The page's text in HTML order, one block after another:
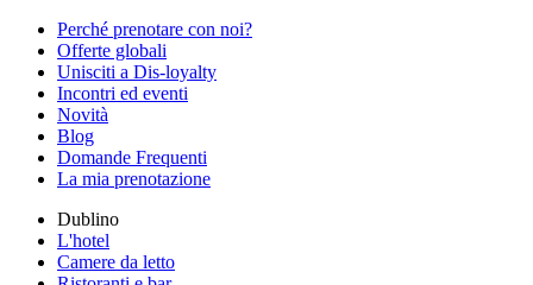
Perché prenotare con noi?
Offerte globali
Unisciti a Dis-loyalty
Incontri ed eventi
Novità
Blog
Domande Frequenti
La mia prenotazione
Dublino
L'hotel
Camere da letto